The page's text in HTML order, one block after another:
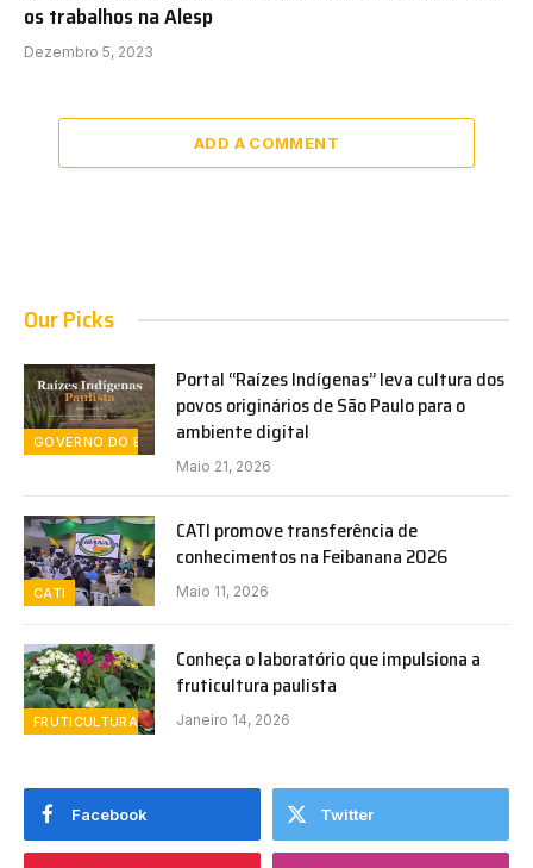
os trabalhos na Alesp
Dezembro 5, 2023
ADD A COMMENT
Our Picks
GOVERNO DO ESTADO DE SÃO PAULO
Portal “Raízes Indígenas” leva cultura dos
povos originários de São Paulo para o
ambiente digital
Maio 21, 2026
CATI
CATI promove transferência de
conhecimentos na Feibanana 2026
Maio 11, 2026
FRUTICULTURA
Conheça o laboratório que impulsiona a
fruticultura paulista
Janeiro 14, 2026
Facebook Twitter